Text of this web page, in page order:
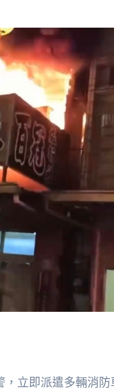
立即派遣多輛消